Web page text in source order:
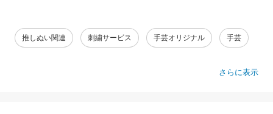
推しぬい関連 刺繍サービス 手芸オリジナル 手芸
さらに表示